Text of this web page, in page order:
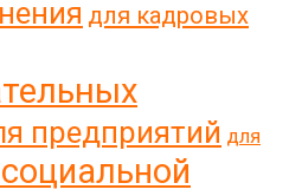
для кадровых
предприятий для